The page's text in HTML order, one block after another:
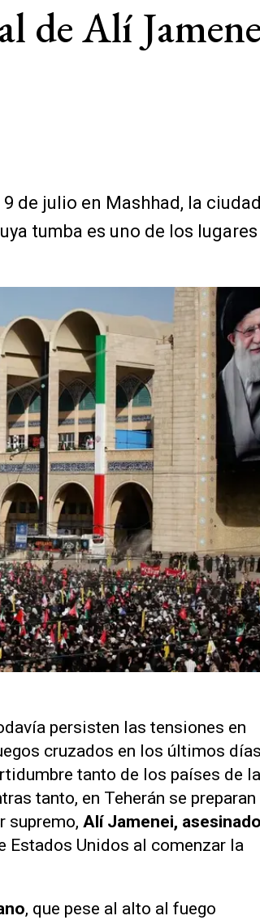
de Alí
de julio en Mashhad, la
tumba es uno de los
persisten las tensiones en
cruzados en los últimos días
tanto de los países de la
tanto, en Teherán se preparan
supremo, Alí Jamenei, asesinado
Estados Unidos al comenzar la
, que pese al alto al fuego